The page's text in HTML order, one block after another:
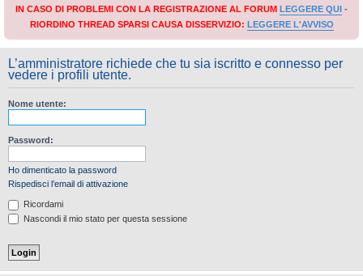
IN CASO DI PROBLEMI CON LA REGISTRAZIONE AL FORUM LEGGERE QUI -
RIORDINO THREAD SPARSI CAUSA DISSERVIZIO: LEGGERE L'AVVISO
L’amministratore richiede che tu sia iscritto e connesso per
vedere i profili utente.
Nome utente:
Password:
Ho dimenticato la password
Rispedisci l’email di attivazione
Ricordami
Nascondi il mio stato per questa sessione